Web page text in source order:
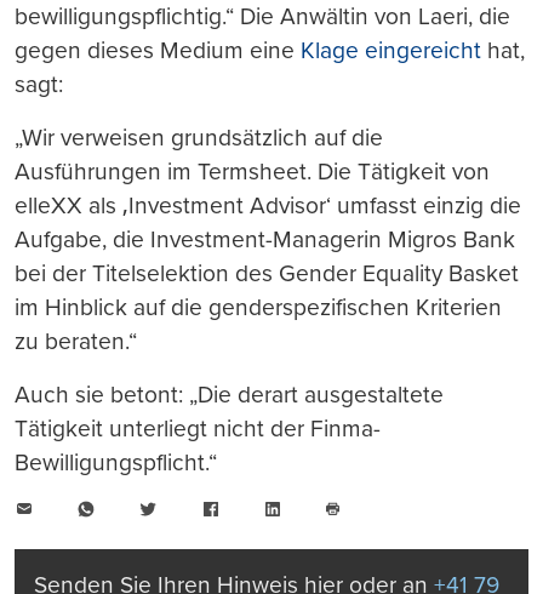
bewilligungspflichtig.“ Die Anwältin von Laeri, die
gegen dieses Medium eine Klage eingereicht hat,
sagt:
„Wir verweisen grundsätzlich auf die
Ausführungen im Termsheet. Die Tätigkeit von
elleXX als ‚Investment Advisor‘ umfasst einzig die
Aufgabe, die Investment-Managerin Migros Bank
bei der Titelselektion des Gender Equality Basket
im Hinblick auf die genderspezifischen Kriterien
zu beraten.“
Auch sie betont: „Die derart ausgestaltete
Tätigkeit unterliegt nicht der Finma-
Bewilligungspflicht.“
WhatsAppTwitter FacebookLinkedIn
drucken
Senden Sie Ihren Hinweis hier oder an +41 79